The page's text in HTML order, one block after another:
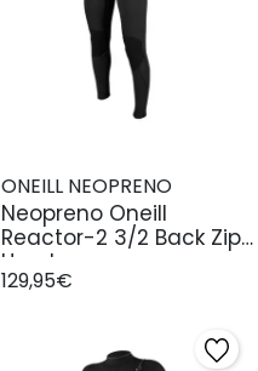
ONEILL NEOPRENO
Neopreno Oneill
Reactor-2 3/2 Back Zip
Hombre
129,95€